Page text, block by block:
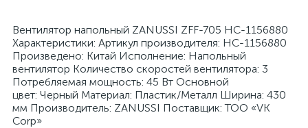
Вентилятор напольный ZANUSSI ZFF-705 НС-1156880
Характеристики: Артикул производителя: НС-1156880
Произведено: Китай Исполнение: Напольный
вентилятор Количество скоростей вентилятора: 3
Потребляемая мощность: 45 Вт Основной
цвет: Черный Материал: Пластик/Металл Ширина: 430
мм Производитель: ZANUSSI Поставщик: ТОО «VK
Corp»